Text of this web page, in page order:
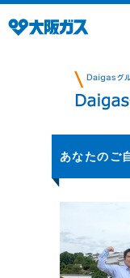
あなたのご